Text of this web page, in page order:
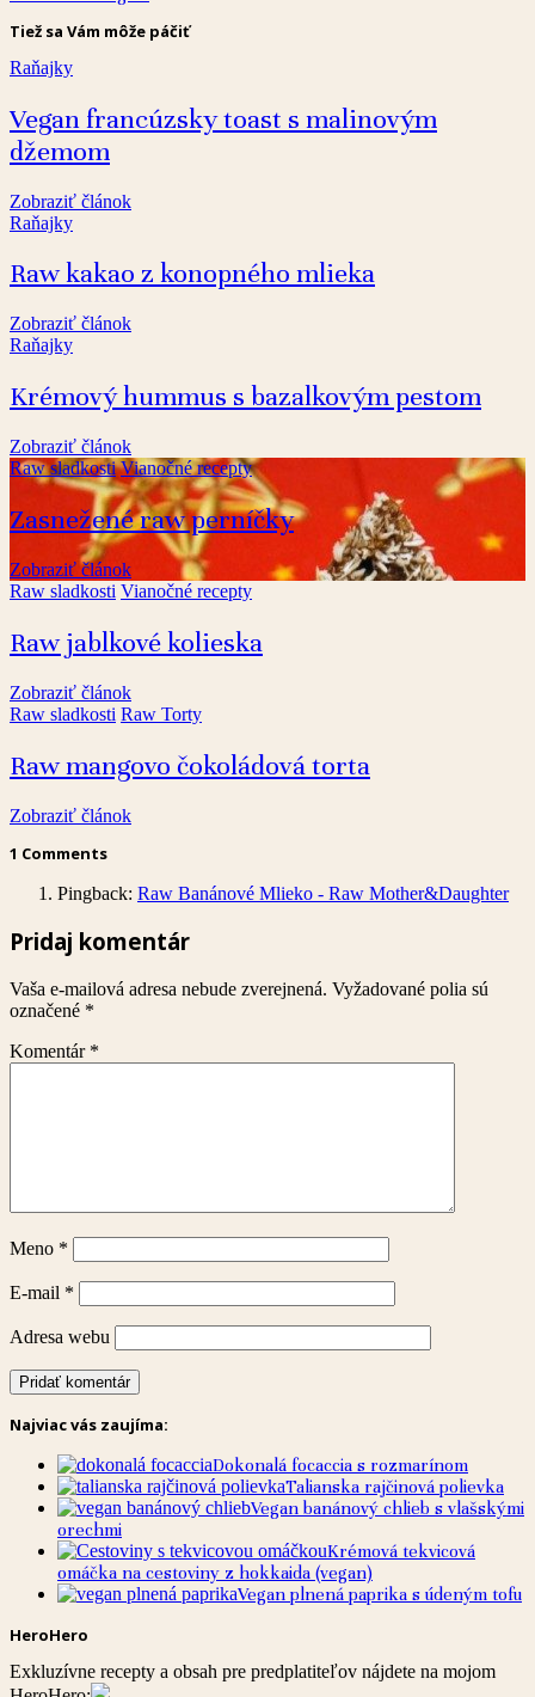
Tiež sa Vám môže páčiť
Raňajky
Vegan francúzsky toast s malinovým
džemom
Zobraziť článok
Raňajky
Raw kakao z konopného mlieka
Zobraziť článok
Raňajky
Krémový hummus s bazalkovým pestom
Zobraziť článok
Raw sladkosti Vianočné recepty
Zasnežené raw perníčky
Zobraziť článok
Raw sladkosti Vianočné recepty
Raw jablkové kolieska
Zobraziť článok
Raw sladkosti Raw Torty
Raw mangovo čokoládová torta
Zobraziť článok
1 Comments
Pingback: Raw Banánové Mlieko - Raw Mother&Daughter
Pridaj komentár
Vaša e-mailová adresa nebude zverejnená. Vyžadované polia sú
označené *
Komentár *
Meno *
E-mail *
Adresa webu
Najviac vás zaujíma:
Dokonalá focaccia s rozmarínom
Talianska rajčinová polievka
Vegan banánový chlieb s vlašskými
orechmi
Krémová tekvicová
omáčka na cestoviny z hokkaida (vegan)
Vegan plnená paprika s údeným tofu
HeroHero
Exkluzívne recepty a obsah pre predplatiteľov nájdete na mojom